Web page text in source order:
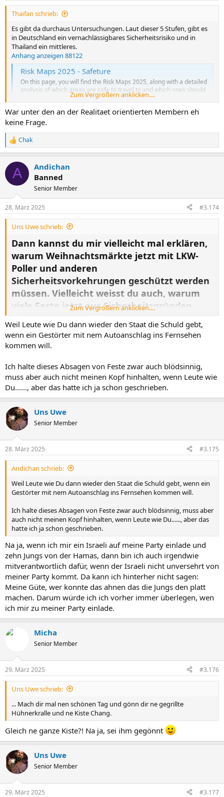
n
Thaifan schrieb:
Es gibt da durchaus Untersuchungen. Laut dieser 5 Stufen, gibt es
in Deutschland ein vernachlässigbares Sicherheitsrisiko und in
Thailand ein mittleres.
Anhang anzeigen 88122
Risk Maps 2025 - Safeture
On this page, you will find the Risk Maps 2025, along with a detailed
analysis of which areas are safe to travel to and which ones should
safeture.com
Zum Vergrößern anklicken....
War unter den an der Realitaet orientierten Membern eh
keine Frage.
R
e
k
i
n
e
n
Chak
A
Andichan
Banned
Senior Member
28. März 2025 #3.174
Uns Uwe schrieb:
Dann kannst du mir vielleicht mal erklären,
warum Weihnachtsmärkte jetzt mit LKW-
Poller und anderen
Sicherheitsvorkehrungen geschützt werden
müssen. Vielleicht weisst du auch, warum
viele Feste jetzt aus Sicherheitsgründen
abgesagt werden?
bedroht werden? Warum es für Juden auf Deutschlands Straßen
wieder gefährlich geworden ist? Warum regelmäßig kriminelle
Familenclans unangenehm auffallen?
Warum in unseren Städten jetzt täglich Menschen an und
abgestochen werden? Warum es täglich Gruppenvergewaltigungen
gibt? Warum es regelmäßig Massenschlägereien gibt? Das wohl
alles nichts mit der veränderten Sicherheitslage zu tun. Der Dieter
war in den letzten 10 Jahren oft in Deutschland und hat das alles
nicht mitbekommen und wenn doch, dann ist das für den Dieter
alles nicht so schlimm. Mach dir mal nen schönen Tag und gönn dir
ne gegrillte Hühnerkralle und ne Kiste Chang.
Zum Vergrößern anklicken....
Weil Leute wie Du dann wieder den Staat die Schuld gebt,
wenn ein Gestörter mit nem Autoanschlag ins Fernsehen
kommen will.
Ich halte dieses Absagen von Feste zwar auch blödsinnig,
muss aber auch nicht meinen Kopf hinhalten, wenn Leute wie
Du......, aber das hatte ich ja schon geschrieben.
Uns Uwe
Senior Member
28. März 2025 #3.175
Andichan schrieb:
Weil Leute wie Du dann wieder den Staat die Schuld gebt, wenn ein
Gestörter mit nem Autoanschlag ins Fernsehen kommen will.
Ich halte dieses Absagen von Feste zwar auch blödsinnig, muss aber
auch nicht meinen Kopf hinhalten, wenn Leute wie Du......, aber das
hatte ich ja schon geschrieben.
Na ja, wenn ich mir ein Israeli auf meine Party einlade und
zehn Jungs von der Hamas, dann bin ich auch irgendwie
mitverantwortlich dafür, wenn der Israeli nicht unversehrt von
meiner Party kommt. Da kann ich hinterher nicht sagen:
Meine Güte, wer konnte das ahnen das die Jungs den platt
machen. Darum würde ich ich vorher immer überlegen, wen
ich mir zu meiner Party einlade.
Micha
Senior Member
29. März 2025 #3.176
Uns Uwe schrieb:
... Mach dir mal nen schönen Tag und gönn dir ne gegrillte
Hühnerkralle und ne Kiste Chang.
Gleich ne ganze Kiste?! Na ja, sei ihm gegönnt
Uns Uwe
Senior Member
29. März 2025 #3.177